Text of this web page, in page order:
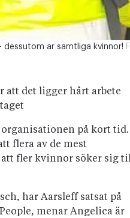
dessutom är samtliga kvinnor!
att det ligger hårt arbete
på kort tid.
flera av de mest
fler kvinnor söker sig
har Aarsleff satsat på
menar Angelica är